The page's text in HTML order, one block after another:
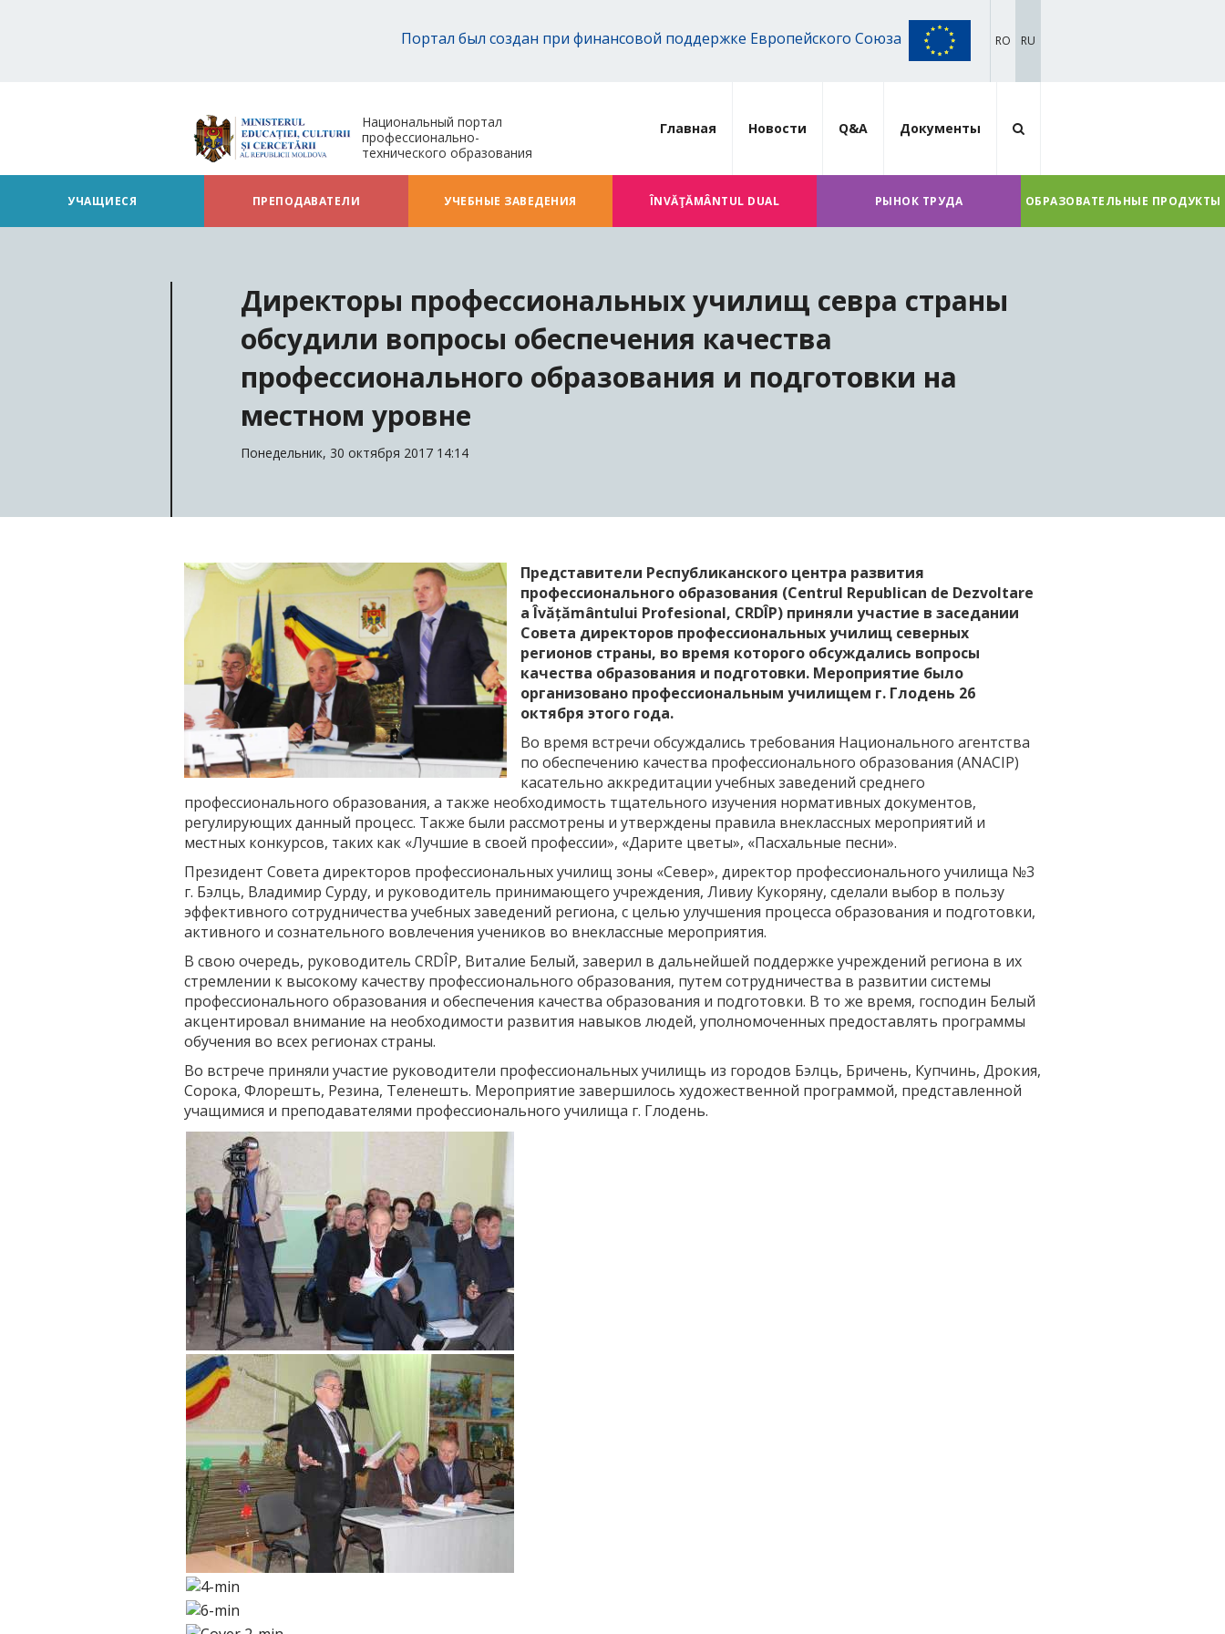
Портал был создан при финансовой поддержке Европейского Союза RO RU
Национальный портал
профессионально-
технического образования
Главная Новости Q&A Документы
УЧАЩИЕСЯ ПРЕПОДАВАТЕЛИ УЧЕБНЫЕ ЗАВЕДЕНИЯ ÎNVĂŢĂMÂNTUL DUAL РЫНОК ТРУДА ОБРАЗОВАТЕЛЬНЫЕ ПРОДУКТЫ
Директоры профессиональных училищ севра страны
обсудили вопросы обеспечения качества
профессионального образования и подготовки на
местном уровне
Понедельник, 30 октября 2017 14:14
Представители Республиканского центра развития
профессионального образования (Centrul Republican de Dezvoltare
a Îvățământului Profesional, CRDÎP) приняли участие в заседании
Совета директоров профессиональных училищ северных
регионов страны, во время которого обсуждались вопросы
качества образования и подготовки. Мероприятие было
организовано профессиональным училищем г. Глодень 26
октября этого года.
Во время встречи обсуждались требования Национального агентства
по обеспечению качества профессионального образования (ANACIP)
касательно аккредитации учебных заведений среднего
профессионального образования, а также необходимость тщательного изучения нормативных документов,
регулирующих данный процесс. Также были рассмотрены и утверждены правила внеклассных мероприятий и
местных конкурсов, таких как «Лучшие в своей профессии», «Дарите цветы», «Пасхальные песни».
Президент Совета директоров профессиональных училищ зоны «Север», директор профессионального училища №3
г. Бэлць, Владимир Сурду, и руководитель принимающего учреждения, Ливиу Кукоряну, сделали выбор в пользу
эффективного сотрудничества учебных заведений региона, с целью улучшения процесса образования и подготовки,
активного и сознательного вовлечения учеников во внеклассные мероприятия.
В свою очередь, руководитель CRDÎP, Виталие Белый, заверил в дальнейшей поддержке учреждений региона в их
стремлении к высокому качеству профессионального образования, путем сотрудничества в развитии системы
профессионального образования и обеспечения качества образования и подготовки. В то же время, господин Белый
акцентировал внимание на необходимости развития навыков людей, уполномоченных предоставлять программы
обучения во всех регионах страны.
Во встрече приняли участие руководители профессиональных училищь из городов Бэлць, Бричень, Купчинь, Дрокия,
Сорока, Флорешть, Резина, Теленешть. Мероприятие завершилось художественной программой, представленной
учащимися и преподавателями профессионального училища г. Глодень.